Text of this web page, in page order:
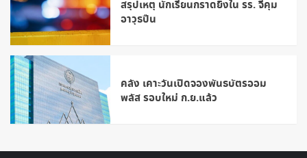
สรุปเหตุ นักเรียนกราดยิงใน รร. จี้คุม
อาวุธปืน
คลัง เคาะวันเปิดจองพันธบัตรออม
พลัส รอบใหม่ ก.ย.แล้ว